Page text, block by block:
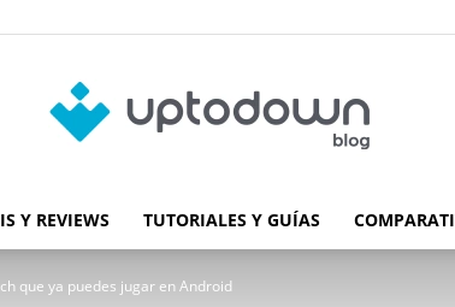
Blog
Y REVIEWS TUTORIALES Y GUÍAS
que ya puedes jugar en Android